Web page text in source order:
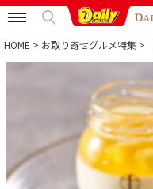
予算から選ぶ
カテゴリから選ぶ
贈る相手から選ぶ
HOME お取り寄せグルメ特集